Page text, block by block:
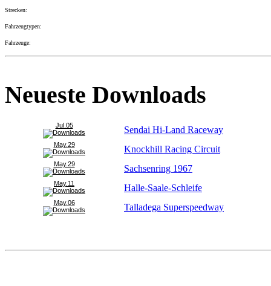
Strecken:
Fahrzeugtypen:
Fahrzeuge:
Neueste Downloads
Jul.05 Sendai Hi-Land Raceway
May.29 Knockhill Racing Circuit
May.29 Sachsenring 1967
May.11 Halle-Saale-Schleife
May.06 Talladega Superspeedway